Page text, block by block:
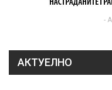
-
АКТУЕЛНО